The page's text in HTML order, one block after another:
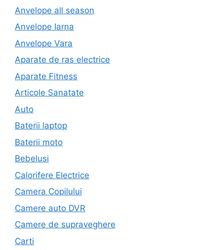
Anvelope all season
Anvelope Iarna
Anvelope Vara
Aparate de ras electrice
Aparate Fitness
Articole Sanatate
Auto
Baterii laptop
Baterii moto
Bebelusi
Calorifere Electrice
Camera Copilului
Camere auto DVR
Camere de supraveghere
Carti